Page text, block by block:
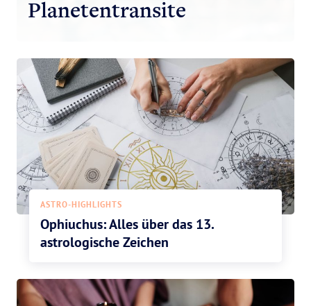
Planetentransite
ASTRO-HIGHLIGHTS
Ophiuchus: Alles über das 13.
astrologische Zeichen